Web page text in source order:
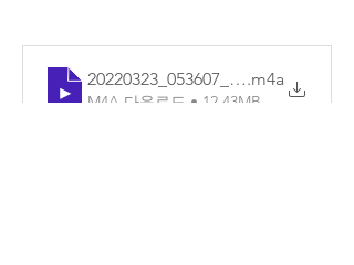
20220323_053607_기본.m4a
M4A 다운로드 • 12.43MB